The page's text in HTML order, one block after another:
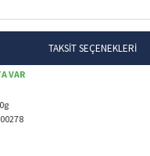
TAKSIT SEÇENEKLERI
VAR